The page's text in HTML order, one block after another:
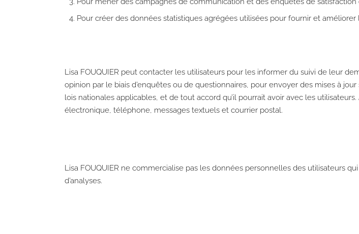
Pour créer des données statistiques agrégées utilisées pour fournir et améliorer
Lisa FOUQUIER peut contacter les utilisateurs pour les informer du suivi de leur
opinion par le biais d’enquêtes ou de questionnaires, pour envoyer des mises à
lois nationales applicables, et de tout accord qu’il pourrait avoir avec les
électronique, téléphone, messages textuels et courrier postal.
Lisa FOUQUIER ne commercialise pas les données personnelles des utilisateurs
d’analyses.​